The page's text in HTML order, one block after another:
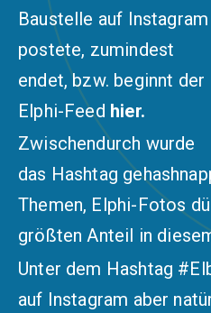
Baustelle auf Instagram
postete, zumindest
endet, bzw. beginnt der
Elphi-Feed hier.
Zwischendurch wurde
das Hashtag
Themen, Elphi-Fotos
größten Anteil in
Unter dem Hashtag
auf Instagram aber